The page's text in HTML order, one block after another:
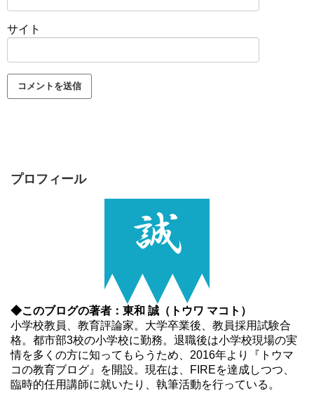
サイト
プロフィール
◆このブログの著者：東和 誠（トウワ マコト）
小学校教員、教育評論家。大学卒業後、教員採用試験合
格。都市部3校の小学校に勤務。退職後は小学校現場の実
情を多くの方に知ってもらうため、2016年より『トウマ
コの教育ブログ』を開設。現在は、FIREを達成しつつ、
臨時的任用講師に就いたり、執筆活動を行っている。